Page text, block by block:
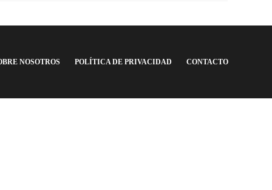
NOSOTROS POLÍTICA DE PRIVACIDAD CONTACTO